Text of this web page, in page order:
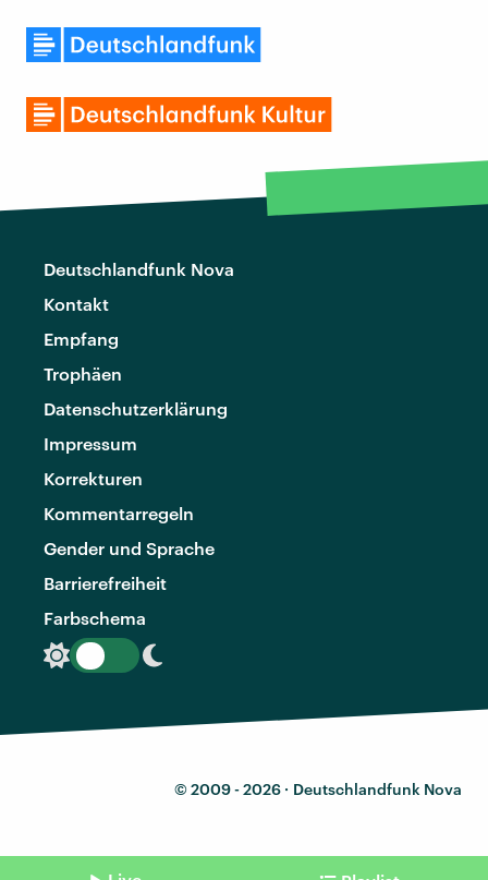
Deutschlandfunk Nova
Kontakt
Empfang
Trophäen
Datenschutzerklärung
Impressum
Korrekturen
Kommentarregeln
Gender und Sprache
Barrierefreiheit
Farbschema
© 2009 - 2026 · Deutschlandfunk Nova